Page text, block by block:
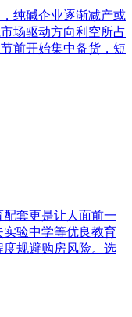
纯碱企业逐渐减产或
场驱动方向利空所占
前开始集中备货，短
套更是让人面前一
验中学等优良教育
规避购房风险。选